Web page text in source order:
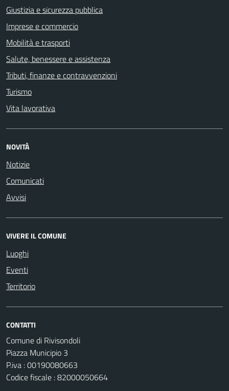
Giustizia e sicurezza pubblica
Imprese e commercio
Mobilità e trasporti
Salute, benessere e assistenza
Tributi, finanze e contravvenzioni
Turismo
Vita lavorativa
NOVITÀ
Notizie
Comunicati
Avvisi
VIVERE IL COMUNE
Luoghi
Eventi
Territorio
CONTATTI
Comune di Rivisondoli
Piazza Municipio 3
P.iva : 00190080663
Codice fiscale : 82000050664